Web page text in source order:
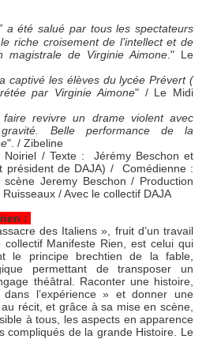
a été salué par tous les spectateurs
riche croisement de l’intellect et de
magistrale de Virginie Aimone ." Le
captivé les élèves du lycée Prévert (
par Virginie Aimone" / Le Midi
revivre un drame violent avec
Belle performance de la
". / Zibeline
Noiriel / Texte : Jérémy Beschon et
président de DAJA) / Comédienne :
Jeremy Beschon / Production
/ Avec le collectif DAJA
:
des Italiens », fruit d’un travail
Manifeste Rien, est celui qui
le principe brechtien de la fable,
permettant de transposer un
théâtral. Raconter une histoire,
l’expérience » et donner une
récit, et grâce à sa mise en scène,
à tous, les aspects en apparence
compliqués de la grande Histoire. Le